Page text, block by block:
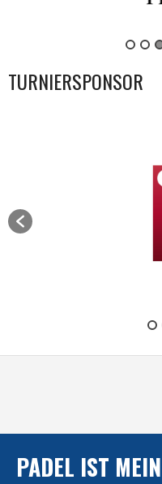
TURNIERSPONSOR
PADEL IST